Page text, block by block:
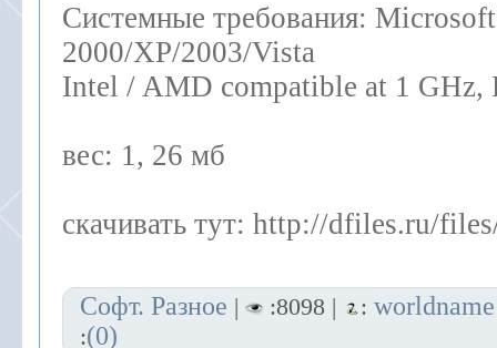
Системные требования:
2000/XP/2003/Vista
Intel / AMD compatible at 1
вес: 1, 26 мб
скачивать тут: http://dfiles.ru/
Софт. Разное | :8098 | : worldname
:(0)